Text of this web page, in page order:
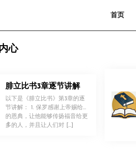
首页
内心
腓立比书3章逐节讲解
以下是《腓立比书》第3章的逐
节讲解： 1. 保罗感谢上帝赐给他
的恩典，让他能够传扬福音给更
多的人，并且让人们对 […]
！